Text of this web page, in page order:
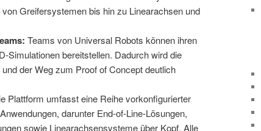
Greifersystemen bis hin zu Linearachsen und
Teams von Universal Robots können ihren
Simulationen bereitstellen. Dadurch wird die
der Weg zum Proof of Concept deutlich
Plattform umfasst eine Reihe vorkonfigurierter
darunter End-of-Line-Lösungen,
sowie Linearachsensysteme über Kopf. Alle